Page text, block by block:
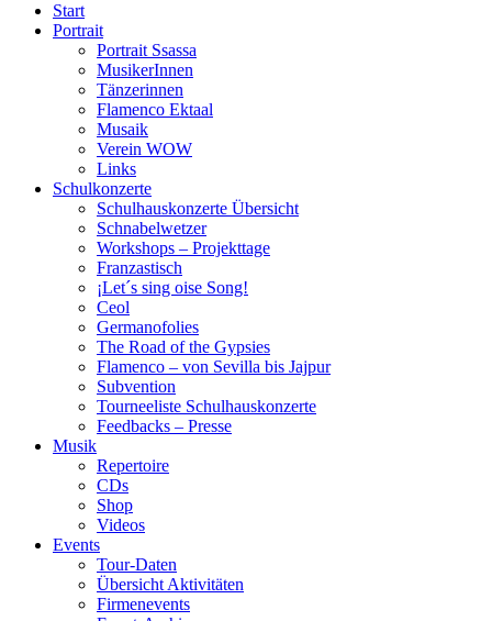
Start
Portrait
Portrait Ssassa
MusikerInnen
Tänzerinnen
Flamenco Ektaal
Musaik
Verein WOW
Links
Schulkonzerte
Schulhauskonzerte Übersicht
Schnabelwetzer
Workshops – Projekttage
Franzastisch
¡Let´s sing oise Song!
Ceol
Germanofolies
The Road of the Gypsies
Flamenco – von Sevilla bis Jajpur
Subvention
Tourneeliste Schulhauskonzerte
Feedbacks – Presse
Musik
Repertoire
CDs
Shop
Videos
Events
Tour-Daten
Übersicht Aktivitäten
Firmenevents